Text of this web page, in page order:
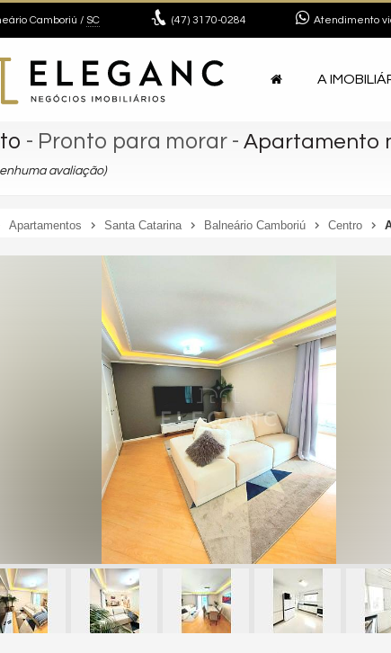
Camboriú / SC (47) 3170-0284 Atendimento
A
- Pronto para morar - Apartamento
avaliação)
Apartamentos Santa Catarina Balneário Camboriú Centro